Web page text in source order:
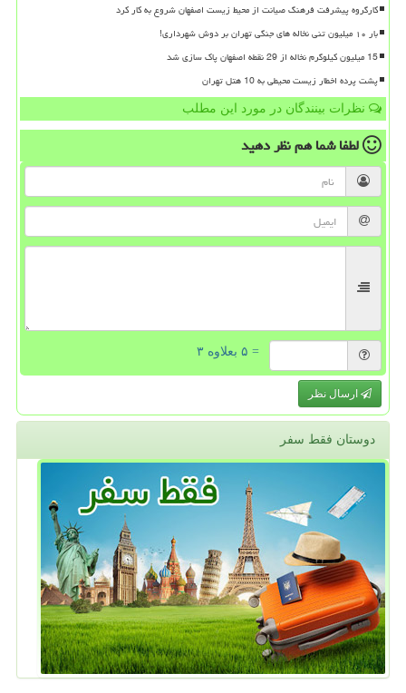
کارگروه پیشرفت فرهنگ صیانت از محیط زیست اصفهان شروع به کار کرد
بار ۱۰ میلیون تنی نخاله های جنگی تهران بر دوش شهرداری!
15 میلیون کیلوگرم نخاله از 29 نقطه اصفهان پاک سازی شد
پشت پرده اخطار زیست محیطی به 10 هتل تهران
نظرات بینندگان در مورد این مطلب
لطفا شما همنظر دهید
= ۵ بعلاوه ۳
ارسال نظر
دوستان فقط سفر